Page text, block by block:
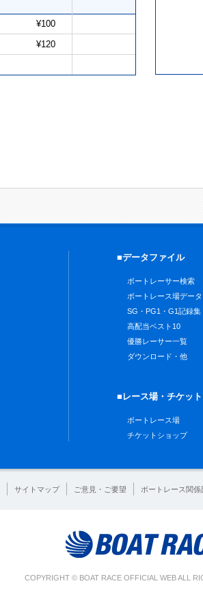
¥100
¥120
■データファイル
ボートレーサー検索
ボートレース場データ
SG・PG1・G1記録集
高配当ベスト10
優勝レーサー一覧
ダウンロード・他
■レース場・チケッ
ボートレース場
チケットショップ
サイトマップ ご意見・ご要望 ボートレース関係
COPYRIGHT © BOAT RACE OFFICIAL WEB ALL